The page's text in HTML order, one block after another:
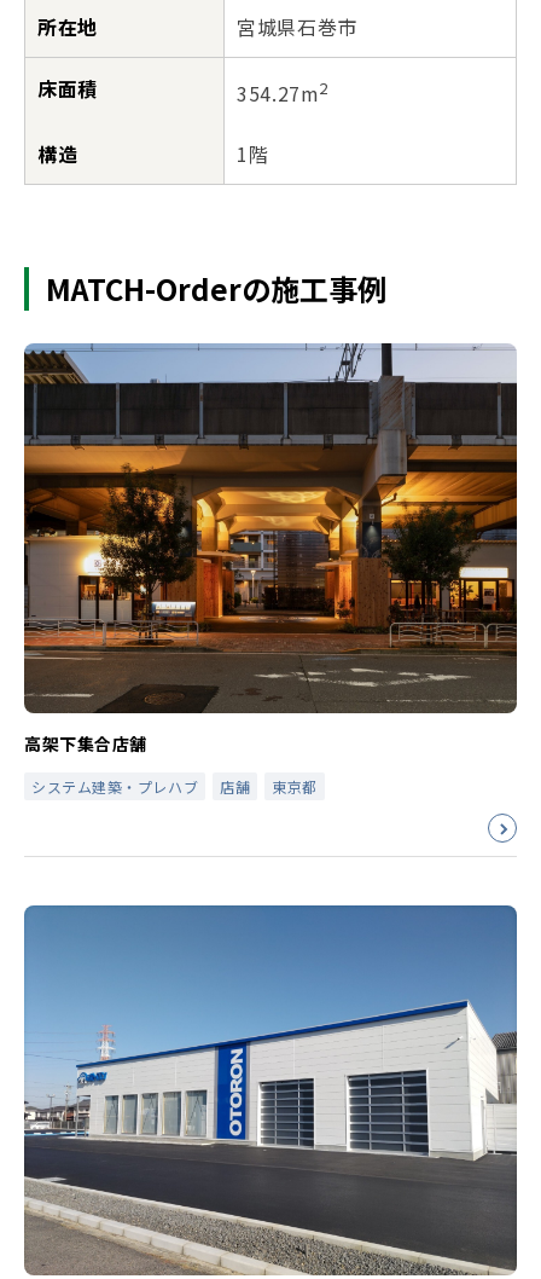
所在地 宮城県石巻市
床面積 354.27m2
構造 1階
MATCH-Orderの施工事例
高架下集合店舗
システム建築・プレハブ 店舗 東京都